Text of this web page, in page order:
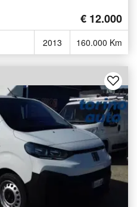
€ 12.000
2013 160.000 Km